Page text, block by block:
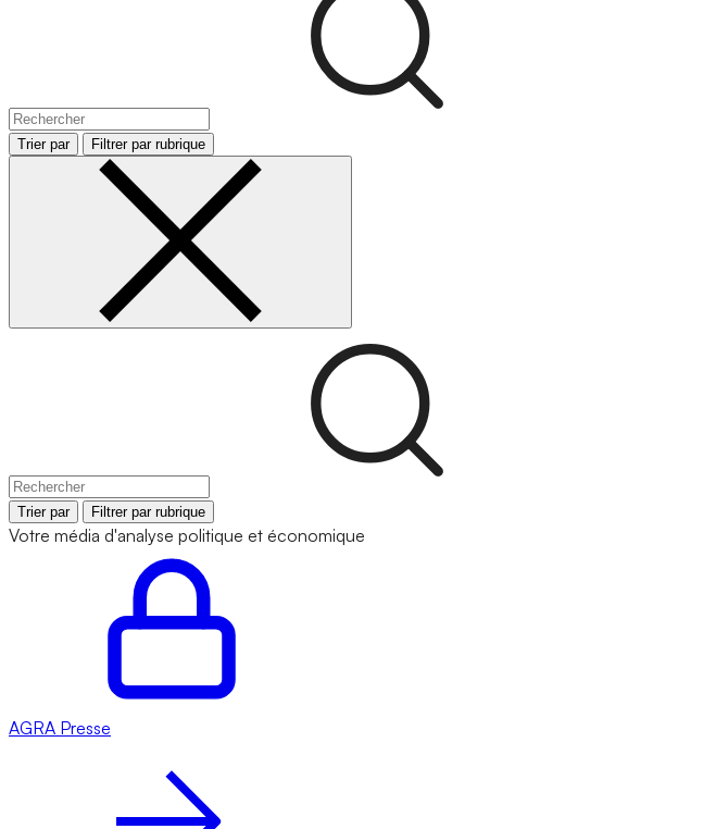
Trier par Filtrer par rubrique
Trier par Filtrer par rubrique
Votre média d'analyse politique et économique
AGRA Presse